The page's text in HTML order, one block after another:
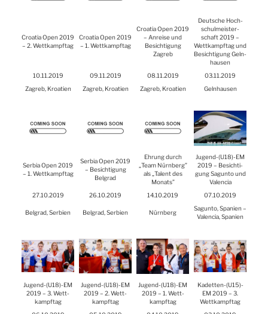
Croa­tia Open 2019
– 2. Wett­kampf­tag
Croa­tia Open 2019
– 1. Wett­kampf­tag
Croa­tia Open 2019
– Anrei­se und
Besich­ti­gung
Zagreb
Deut­sche Hoch­
schul­meis­ter­
schaft 2019 –
Wett­kampf­tag und
Besich­ti­gung Geln­
hau­sen
10.11.2019
09.11.2019 08.11.2019
03.11.2019
Zagreb, Kroa­ti­en
Zagreb, Kroa­ti­en Zagreb, Kroa­ti­en Geln­hau­sen
Ser­bia Open 2019
– 1. Wett­kampf­tag
Ser­bia Open 2019
– Besich­ti­gung
Bel­grad
Ehrung durch
„Team Nürn­berg”
als „Talent des
Monats”
Jugend-(U18)-EM
2019 – Besich­ti­
gung Sag­un­to und
Valen­cia
27.10.2019
26.10.2019 14.10.2019 07.10.2019
Bel­grad, Ser­bi­en Bel­grad, Ser­bi­en Nürn­berg
Sag­un­to, Spa­ni­en –
Valen­cia, Spa­ni­en
Jugend-(U18)-EM
2019 – 3. Wett­
kampf­tag
Jugend-(U18)-EM
2019 – 2. Wett­
kampf­tag
Jugend-(U18)-EM
2019 – 1. Wett­
kampf­tag
Kadetten-(U15)-
EM 2019 – 3.
Wett­kampf­tag